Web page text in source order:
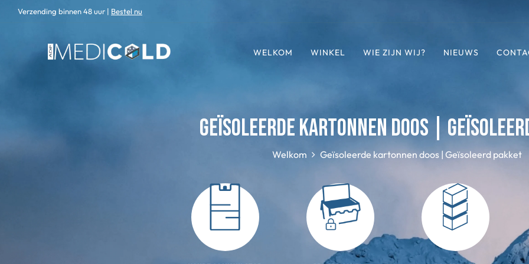
Verzending binnen 48 uur | Bestel nu
WELKOM WINKEL WIE ZIJN WIJ? NIEUWS
Geïsoleerde kartonnen doos |
Welkom Geïsoleerde kartonnen doos | Geïsoleerd pakket